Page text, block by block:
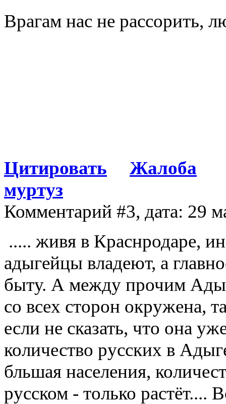
Врагам нас не рассорить,
Цитировать
Жалоба
муртуз
Комментарий #3, дата: 29
..... живя в Краснродаре,
адыгейцы владеют, а
быту. А между прочим
со всех сторон окружена,
если не сказать, что она
количество русских в
бльшая населения,
русском - только растёт....